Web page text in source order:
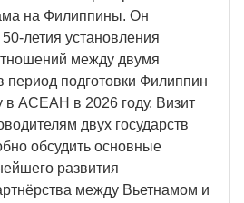
на Филиппины. Он
летия установления
между двумя
период подготовки Филиппин
в АСЕАН в 2026 году. Визит
двух государств
обсудить основные
развития
между Вьетнамом и